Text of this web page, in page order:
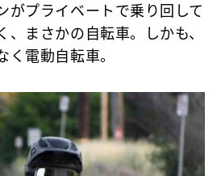
がプライベートで乗り回して
、まさかの自転車。しかも、
く 電動自転車。